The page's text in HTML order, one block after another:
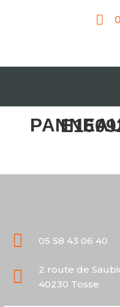
PANNEAUX-
05 58 43 06 40
2 route de
40230 Tosse